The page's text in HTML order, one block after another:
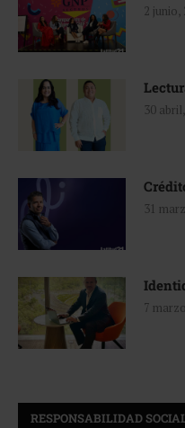
2 junio,
30
31
7
RESPONSABILIDAD